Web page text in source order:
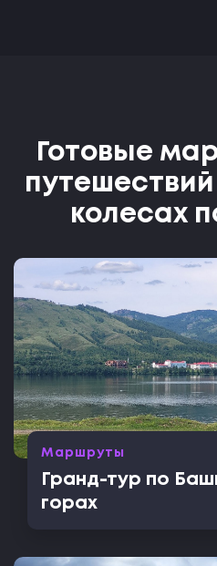
Готовые
колесах
Маршруты
Гранд-тур по
горах